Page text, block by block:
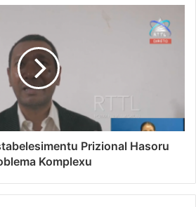
Prizional Hasoru
Komplexu